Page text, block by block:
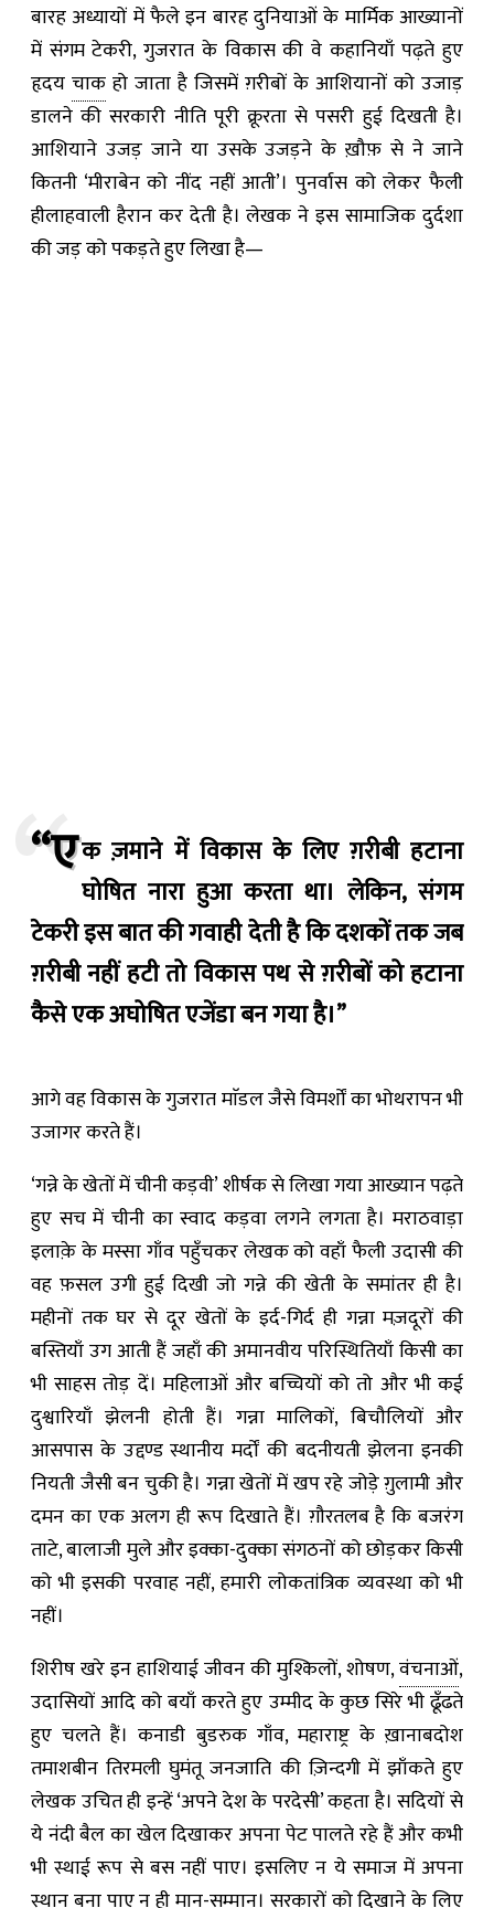
बारह अध्यायों में फैले इन बारह दुनियाओं के मार्मिक आख्यानों
में संगम टेकरी, गुजरात के विकास की वे कहानियाँ पढ़ते हुए
हृदय चाक हो जाता है जिसमें ग़रीबों के आशियानों को उजाड़
डालने की सरकारी नीति पूरी क्रूरता से पसरी हुई दिखती है।
आशियाने उजड़ जाने या उसके उजड़ने के ख़ौफ़ से ने जाने
कितनी ‘मीराबेन को नींद नहीं आती’। पुनर्वास को लेकर फैली
हीलाहवाली हैरान कर देती है। लेखक ने इस सामाजिक दुर्दशा
की जड़ को पकड़ते हुए लिखा है—
“एक ज़माने में विकास के लिए ग़रीबी हटाना
घोषित नारा हुआ करता था। लेकिन, संगम
टेकरी इस बात की गवाही देती है कि दशकों तक जब
ग़रीबी नहीं हटी तो विकास पथ से ग़रीबों को हटाना
कैसे एक अघोषित एजेंडा बन गया है।”
आगे वह विकास के गुजरात माॅडल जैसे विमर्शों का भोथरापन भी
उजागर करते हैं।
‘गन्ने के खेतों में चीनी कड़वी’ शीर्षक से लिखा गया आख्यान पढ़ते
हुए सच में चीनी का स्वाद कड़वा लगने लगता है। मराठवाड़ा
इलाक़े के मस्सा गाँव पहुँचकर लेखक को वहाँ फैली उदासी की
वह फ़सल उगी हुई दिखी जो गन्ने की खेती के समांतर ही है।
महीनों तक घर से दूर खेतों के इर्द-गिर्द ही गन्ना मज़दूरों की
बस्तियाँ उग आती हैं जहाँ की अमानवीय परिस्थितियाँ किसी का
भी साहस तोड़ दें। महिलाओं और बच्चियों को तो और भी कई
दुश्वारियाँ झेलनी होती हैं। गन्ना मालिकों, बिचौलियों और
आसपास के उद्दण्ड स्थानीय मर्दों की बदनीयती झेलना इनकी
नियती जैसी बन चुकी है। गन्ना खेतों में खप रहे जोड़े ग़ुलामी और
दमन का एक अलग ही रूप दिखाते हैं। ग़ौरतलब है कि बजरंग
ताटे, बालाजी मुले और इक्का-दुक्का संगठनों को छोड़कर किसी
को भी इसकी परवाह नहीं, हमारी लोकतांत्रिक व्यवस्था को भी
नहीं।
शिरीष खरे इन हाशियाई जीवन की मुश्किलों, शोषण,वंचनाओं,
उदासियों आदि को बयाँ करते हुए उम्मीद के कुछ सिरे भी ढूँढते
हुए चलते हैं। कनाडी बुडरुक गाँव, महाराष्ट्र के ख़ानाबदोश
तमाशबीन तिरमली घुमंतू जनजाति की ज़िन्दगी में झाँकते हुए
लेखक उचित ही इन्हें ‘अपने देश के परदेसी’ कहता है। सदियों से
ये नंदी बैल का खेल दिखाकर अपना पेट पालते रहे हैं और कभी
भी स्थाई रूप से बस नहीं पाए। इसलिए न ये समाज में अपना
स्थान बना पाए न ही मान-सम्मान। सरकारों को दिखाने के लिए